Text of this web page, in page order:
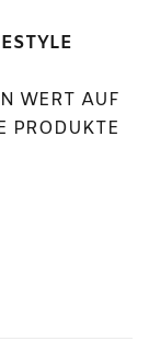
AUF Q
I